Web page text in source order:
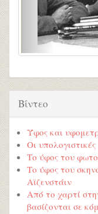
Βίντεο
Ύφος και
Οι
Το ύφος του
Το ύφος του
Αϊζενστάιν
Από το χαρτί
βασίζονται σε